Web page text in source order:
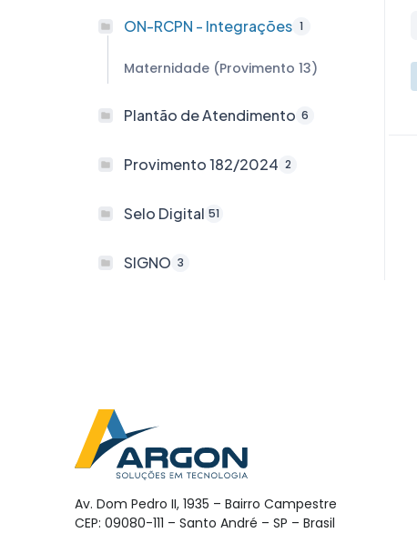
ON-RCPN - Integrações 1
Maternidade (Provimento 13)
Plantão de Atendimento 6
Provimento 182/2024 2
Selo Digital 51
SIGNO 3
Av. Dom Pedro II, 1935 – Bairro Campestre
CEP: 09080-111 – Santo André – SP – Brasil